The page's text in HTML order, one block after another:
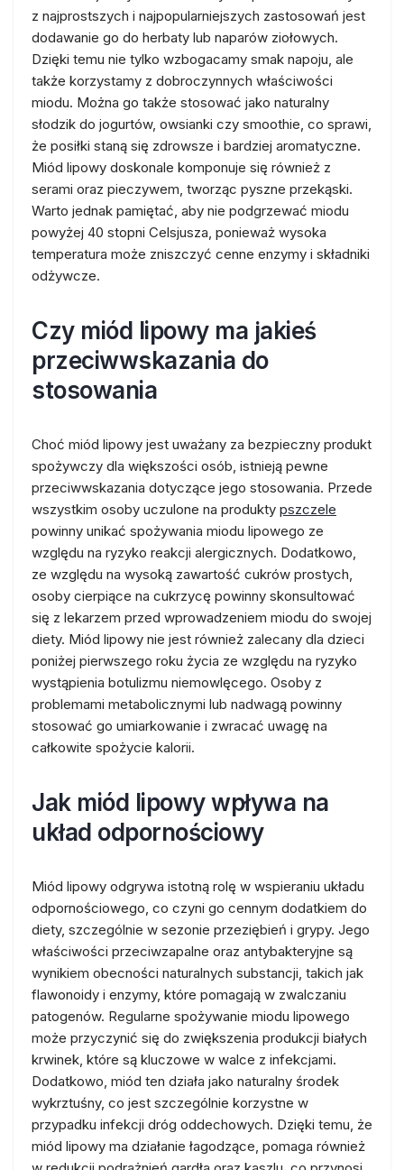
z najprostszych i najpopularniejszych zastosowań jest
dodawanie go do herbaty lub naparów ziołowych.
Dzięki temu nie tylko wzbogacamy smak napoju, ale
także korzystamy z dobroczynnych właściwości
miodu. Można go także stosować jako naturalny
słodzik do jogurtów, owsianki czy smoothie, co sprawi,
że posiłki staną się zdrowsze i bardziej aromatyczne.
Miód lipowy doskonale komponuje się również z
serami oraz pieczywem, tworząc pyszne przekąski.
Warto jednak pamiętać, aby nie podgrzewać miodu
powyżej 40 stopni Celsjusza, ponieważ wysoka
temperatura może zniszczyć cenne enzymy i składniki
odżywcze.
Czy miód lipowy ma jakieś
przeciwwskazania do
stosowania
Choć miód lipowy jest uważany za bezpieczny produkt
spożywczy dla większości osób, istnieją pewne
przeciwwskazania dotyczące jego stosowania. Przede
wszystkim osoby uczulone na produkty pszczele
powinny unikać spożywania miodu lipowego ze
względu na ryzyko reakcji alergicznych. Dodatkowo,
ze względu na wysoką zawartość cukrów prostych,
osoby cierpiące na cukrzycę powinny skonsultować
się z lekarzem przed wprowadzeniem miodu do swojej
diety. Miód lipowy nie jest również zalecany dla dzieci
poniżej pierwszego roku życia ze względu na ryzyko
wystąpienia botulizmu niemowlęcego. Osoby z
problemami metabolicznymi lub nadwagą powinny
stosować go umiarkowanie i zwracać uwagę na
całkowite spożycie kalorii.
Jak miód lipowy wpływa na
układ odpornościowy
Miód lipowy odgrywa istotną rolę w wspieraniu układu
odpornościowego, co czyni go cennym dodatkiem do
diety, szczególnie w sezonie przeziębień i grypy. Jego
właściwości przeciwzapalne oraz antybakteryjne są
wynikiem obecności naturalnych substancji, takich jak
flawonoidy i enzymy, które pomagają w zwalczaniu
patogenów. Regularne spożywanie miodu lipowego
może przyczynić się do zwiększenia produkcji białych
krwinek, które są kluczowe w walce z infekcjami.
Dodatkowo, miód ten działa jako naturalny środek
wykrztuśny, co jest szczególnie korzystne w
przypadku infekcji dróg oddechowych. Dzięki temu, że
miód lipowy ma działanie łagodzące, pomaga również